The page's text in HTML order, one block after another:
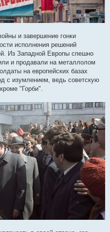
и завершение гонки
исполнения решений
Из Западной Европы спешно
и продавали на металлолом
на европейских базах
с изумлением, ведь советскую
"Горби".